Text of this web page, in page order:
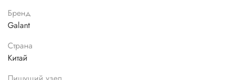
Бренд
Galant
Страна
Китай